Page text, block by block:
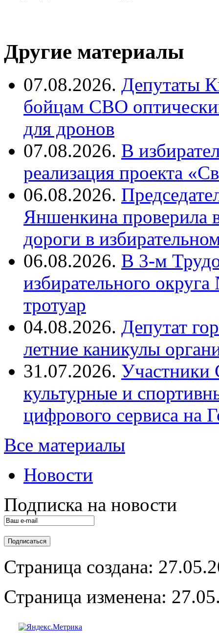
Другие материалы
07.08.2026. Депутаты
бойцам СВО
для дронов
07.08.2026. В
реализация проекта
06.08.2026.
Яншенкина проверила
дороги в
06.08.2026. В 3-м
избирательного
тротуар
04.08.2026. Депутат
летние каникулы
31.07.2026.
культурные и
цифрового сервиса на
Все материалы
Новости
Подписка на новости
Страница создана:
Страница изменена: